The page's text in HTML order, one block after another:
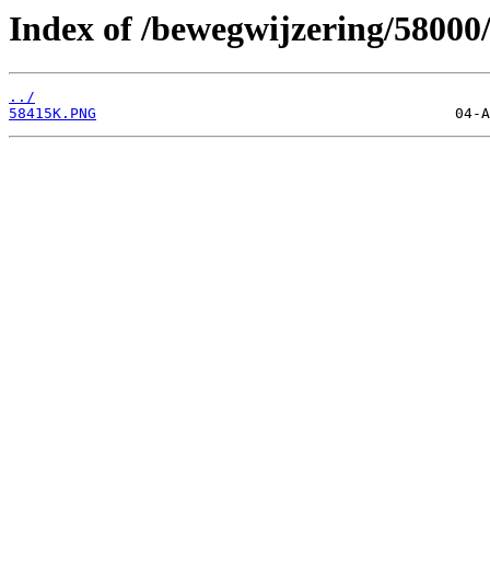
Index of /bewegwijzering/
../
58415K.PNG